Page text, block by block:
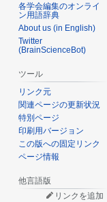
各学会編集のオンライ
ン用語辞典
About us (in English)
Twitter
(BrainScienceBot)
ツール
リンク元
関連ページの更新状況
特別ページ
印刷用バージョン
この版への固定リンク
ページ情報
他言語版
リンクを追加